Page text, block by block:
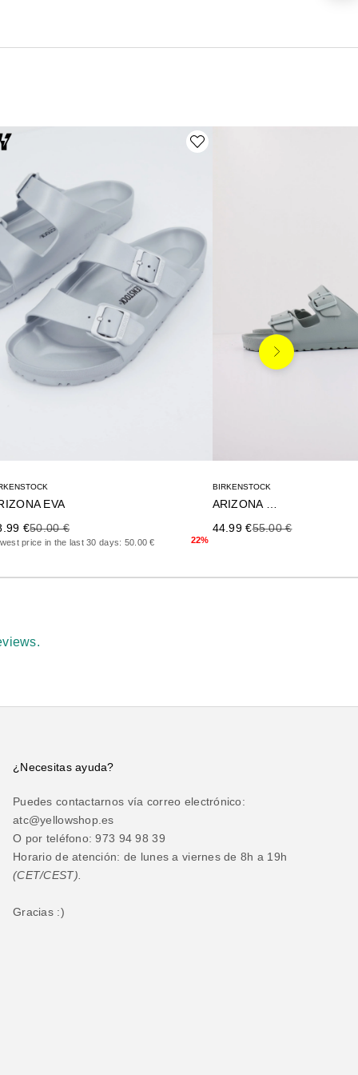
EVA
de oferta
€Precio anterior
50.00 €
price in the last 30 days: 50.00 € 22%
BIRKENSTOCK
Precio de oferta
44.99 €Precio anterior
55.00 €
Siguiente
¿Necesitas ayuda?
Puedes contactarnos vía correo electrónico:
atc@yellowshop.es
O por teléfono: 973 94 98 39
Horario de atención: de lunes a viernes de 8h a 19h
(CET/CEST).
Gracias :)